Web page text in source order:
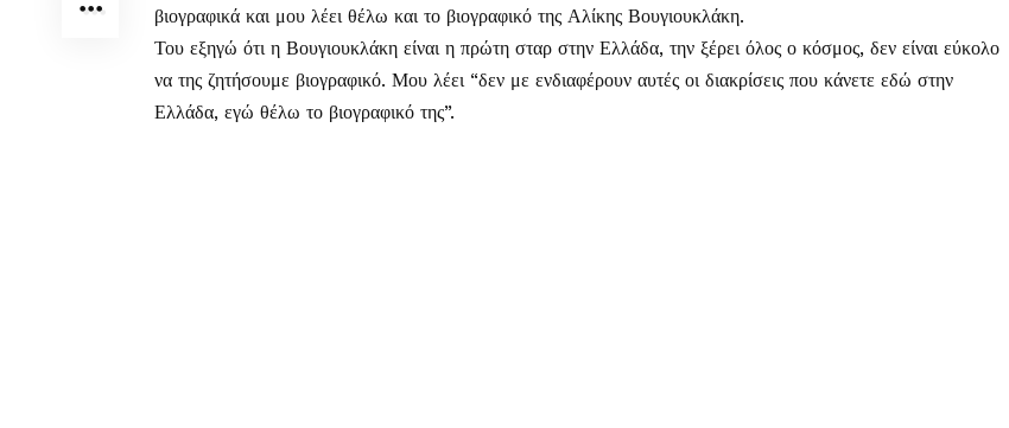
βιογραφικά και μου λέει θέλω και το βιογραφικό της Αλίκης Βουγιουκλάκη.
Του εξηγώ ότι η Βουγιουκλάκη είναι η πρώτη σταρ στην Ελλάδα, την ξέρει όλος ο κόσμος, δεν είναι εύκολο
να της ζητήσουμε βιογραφικό. Μου λέει “δεν με ενδιαφέρουν αυτές οι διακρίσεις που κάνετε εδώ στην
Ελλάδα, εγώ θέλω το βιογραφικό της”.